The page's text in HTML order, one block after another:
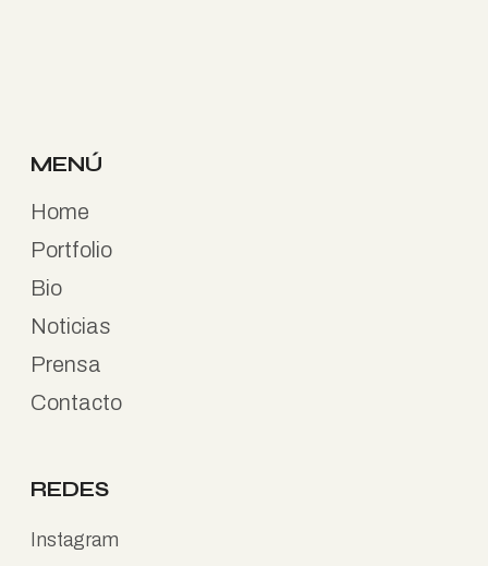
MENÚ
Home
Portfolio
Bio
Noticias
Prensa
Contacto
REDES
Instagram